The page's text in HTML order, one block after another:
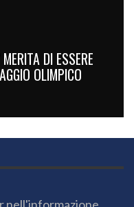
DI ESSERE
OLIMPICO
nell'informazione